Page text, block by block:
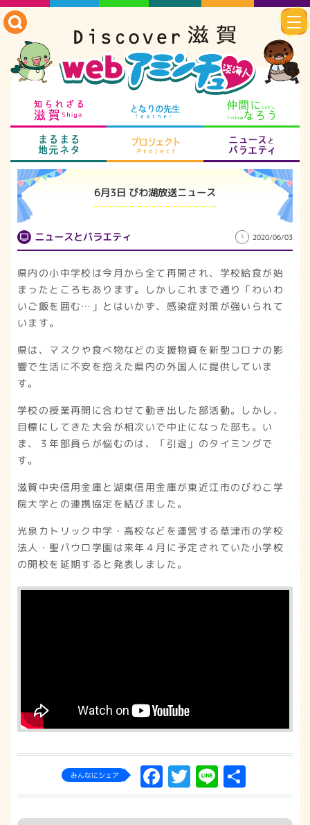
知られざる滋賀 となりの先生
まるまる地元ネタ プロジェクト
6月3日 びわ湖放送ニュース
ニュースとバラエティ 2020/06/03
県内の小中学校は今月から全て再開され、学校給食が始
まったところもあります。しかしこれまで通り「わいわ
いご飯を囲む…」とはいかず、感染症対策が強いられて
います。
県は、マスクや食べ物などの支援物資を新型コロナの影
響で生活に不安を抱えた県内の外国人に提供していま
す。
学校の授業再開に合わせて動き出した部活動。しかし、
目標にしてきた大会が相次いで中止になった部も。い
ま、３年部員らが悩むのは、「引退」のタイミングで
す。
滋賀中央信用金庫と湖東信用金庫が東近江市のびわこ学
院大学との連携協定を結びました。
光泉カトリック中学・高校などを運営する草津市の学校
法人・聖パウロ学園は来年４月に予定されていた小学校
の開校を延期すると発表しました。
みんなにシェア Facebook
Twitter
Line
有